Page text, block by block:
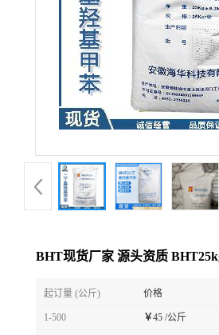
BHT现货厂家 源头资质
起订量 (公斤) 价格
1-500 ￥45 /公斤